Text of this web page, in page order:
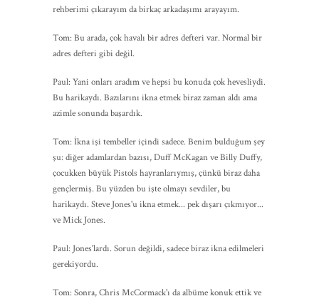
rehberimi çıkarayım da birkaç arkadaşımı arayayım.
Tom: Bu arada, çok havalı bir adres defteri var. Normal bir
adres defteri gibi değil.
Paul: Yani onları aradım ve hepsi bu konuda çok hevesliydi.
Bu harikaydı. Bazılarını ikna etmek biraz zaman aldı ama
azimle sonunda başardık.
Tom: İkna işi tembeller içindi sadece. Benim bulduğum şey
şu: diğer adamlardan bazısı, Duff McKagan ve Billy Duffy,
çocukken büyük Pistols hayranlarıymış, çünkü biraz daha
gençlermiş. Bu yüzden bu işte olmayı sevdiler, bu
harikaydı. Steve Jones'u ikna etmek... pek dışarı çıkmıyor...
ve Mick Jones.
Paul: Jones'lardı. Sorun değildi, sadece biraz ikna edilmeleri
gerekiyordu.
Tom: Sonra, Chris McCormack'ı da albüme konuk ettik ve